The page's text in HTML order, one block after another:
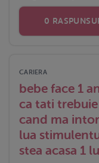
0
CARIERA
bebe face 1
ca tati trebuie
cand ma
lua
stea acasa 1